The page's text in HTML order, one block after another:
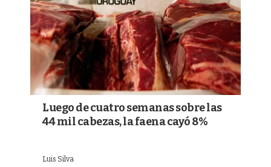
Luego de cuatro semanas sobre las
44 mil cabezas, la faena cayó 8%
Luis Silva